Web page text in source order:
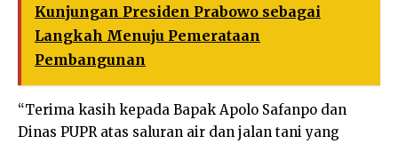
Kunjungan Presiden Prabowo sebagai
Langkah Menuju Pemerataan
Pembangunan
“Terima kasih kepada Bapak Apolo Safanpo dan
Dinas PUPR atas saluran air dan jalan tani yang